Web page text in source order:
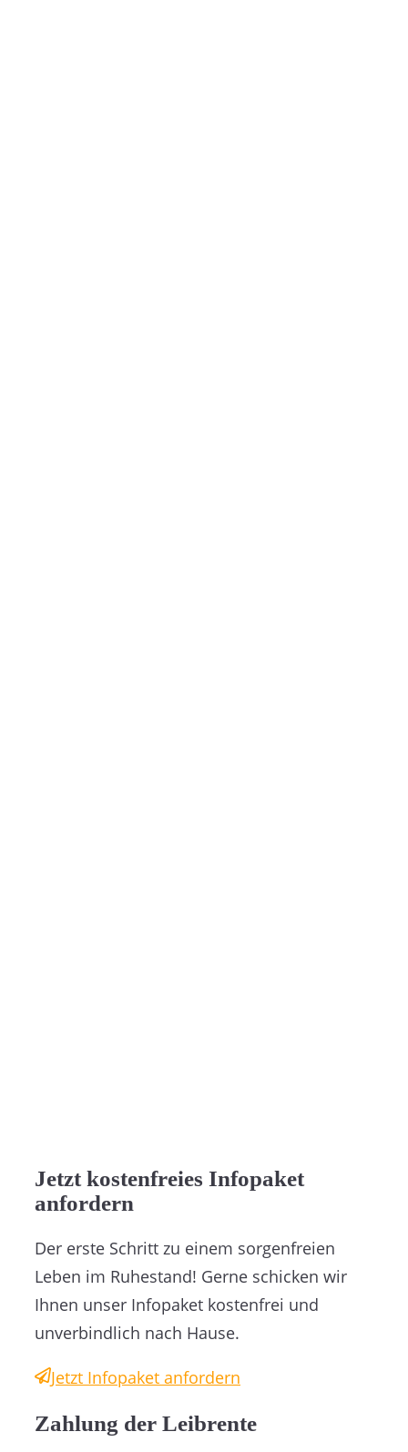
Jetzt kostenfreies Infopaket
anfordern
Der erste Schritt zu einem sorgenfreien
Leben im Ruhestand! Gerne schicken wir
Ihnen unser Infopaket kostenfrei und
unverbindlich nach Hause.
Jetzt Infopaket anfordern
Zahlung der Leibrente